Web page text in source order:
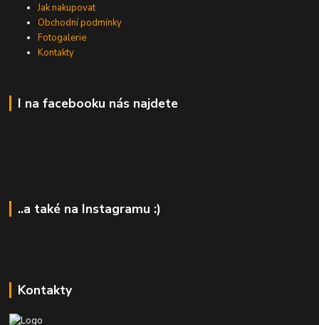
Jak nakupovat
Obchodní podmínky
Fotogalerie
Kontakty
I na facebooku nás najdete
..a také na Instagramu :)
Kontakty